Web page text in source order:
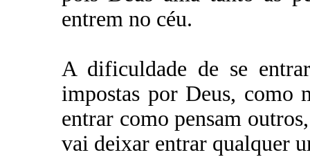
entrem no céu.
A dificuldade de se
impostas por Deus, como
entrar como pensam
vai deixar entrar qualquer